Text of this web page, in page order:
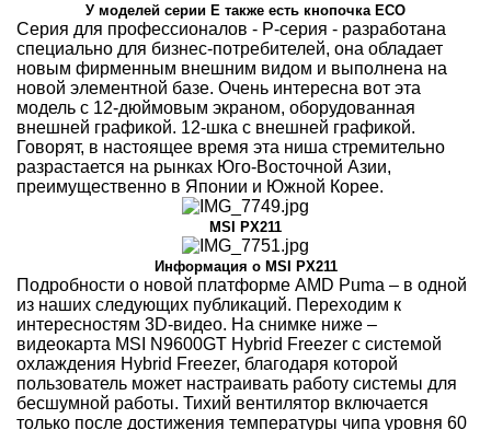
У моделей серии Е также есть кнопочка ECO
Серия для профессионалов - P-серия - разработана
специально для бизнес-потребителей, она обладает
новым фирменным внешним видом и выполнена на
новой элементной базе. Очень интересна вот эта
модель с 12-дюймовым экраном, оборудованная
внешней графикой. 12-шка с внешней графикой.
Говорят, в настоящее время эта ниша стремительно
разрастается на рынках Юго-Восточной Азии,
преимущественно в Японии и Южной Корее.
MSI PX211
Информация о MSI PX211
Подробности о новой платформе AMD Puma – в одной
из наших следующих публикаций. Переходим к
интересностям 3D-видео. На снимке ниже –
видеокарта MSI N9600GT Hybrid Freezer с системой
охлаждения Hybrid Freezer, благодаря которой
пользователь может настраивать работу системы для
бесшумной работы. Тихий вентилятор включается
только после достижения температуры чипа уровня 60